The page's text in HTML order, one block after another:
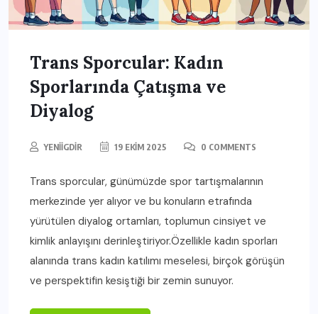
Trans Sporcular: Kadın
Sporlarında Çatışma ve
Diyalog
YENIIGDIR 19 EKIM 2025 0 COMMENTS
Trans sporcular, günümüzde spor tartışmalarının
merkezinde yer alıyor ve bu konuların etrafında
yürütülen diyalog ortamları, toplumun cinsiyet ve
kimlik anlayışını derinleştiriyor.Özellikle kadın sporları
alanında trans kadın katılımı meselesi, birçok görüşün
ve perspektifin kesiştiği bir zemin sunuyor.